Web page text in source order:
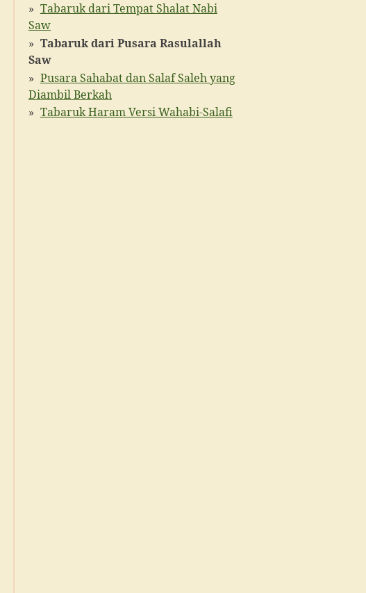
Tabaruk dari Tempat Shalat Nabi
Saw
Tabaruk dari Pusara Rasulallah
Saw
Pusara Sahabat dan Salaf Saleh yang
Diambil Berkah
Tabaruk Haram Versi Wahabi-Salafi